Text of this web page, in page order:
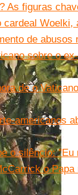
As figuras
Woelki,
de abusos
sobre o
de o
americanos
o silêncio: ''Eu
o